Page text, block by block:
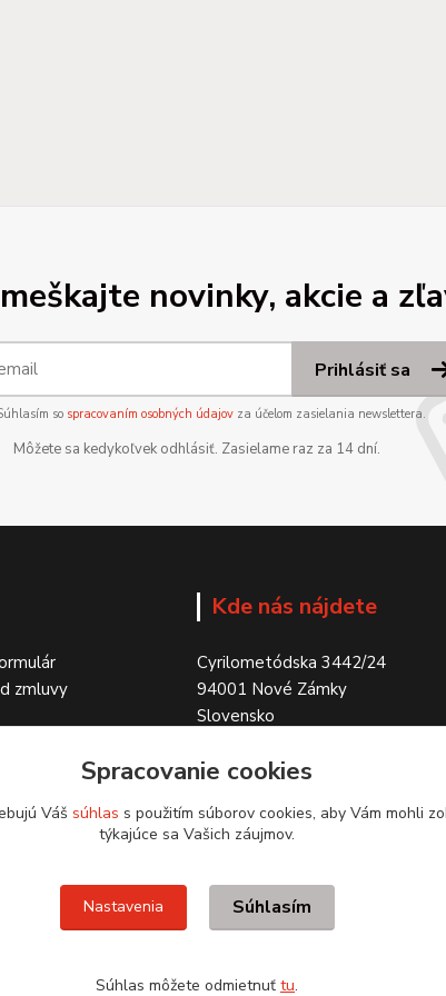
novinky, akcie a
Prihlásiť sa
so spracovaním osobných údajovza účelom zasielania newslettera.
Môžete sa kedykoľvek odhlásiť. Zasielame raz za 14 dní.
zmluvy
Kde nás nájdete
Cyrilometódska 3442/24
94001 Nové Zámky
Slovensko
Spracovanie cookies
Váš súhlas s použitím súborov cookies, aby Vám mohli
týkajúce sa Vašich záujmov.
Nastavenia Súhlasím
Súhlas môžete odmietnuť tu.